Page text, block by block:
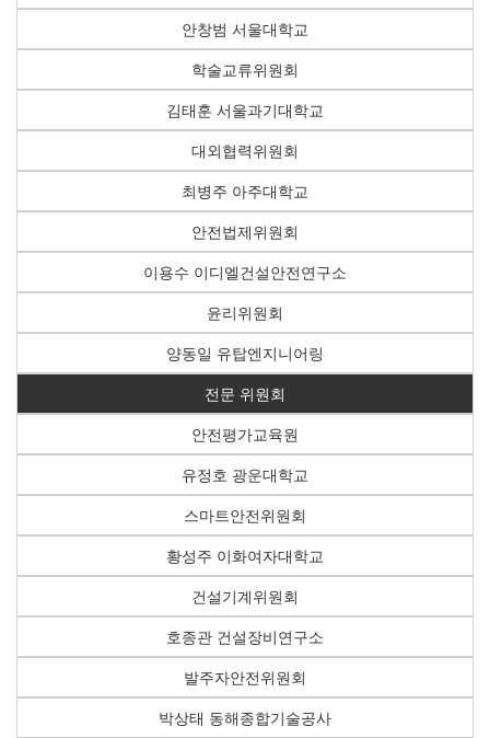
안창범 서울대학교
학술교류위원회
김태훈 서울과기대학교
대외협력위원회
최병주 아주대학교
안전법제위원회
이용수 이디엘건설안전연구소
윤리위원회
양동일 유탑엔지니어링
전문 위원회
안전평가교육원
유정호 광운대학교
스마트안전위원회
황성주 이화여자대학교
건설기계위원회
호종관 건설장비연구소
발주자안전위원회
박상태 동해종합기술공사